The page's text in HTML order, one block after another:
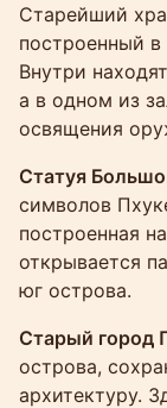
Старейший
построенный
Внутри
а в одном из
освящения
Статуя
символов
построенная
открывается
юг острова.
Старый город
острова,
архитектуру.